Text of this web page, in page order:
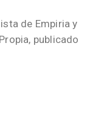
de Empiria y
publicado